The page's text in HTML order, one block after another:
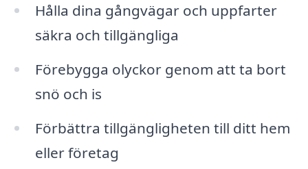
Hålla dina gångvägar och uppfarter
säkra och tillgängliga
Förebygga olyckor genom att ta bort
snö och is
Förbättra tillgängligheten till ditt hem
eller företag